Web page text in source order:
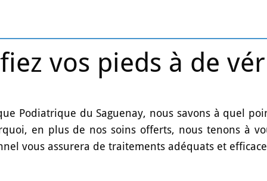
vos pieds à de
Podiatrique du Saguenay, nous savons à quel
en plus de nos soins offerts, nous tenons à
vous assurera de traitements adéquats et